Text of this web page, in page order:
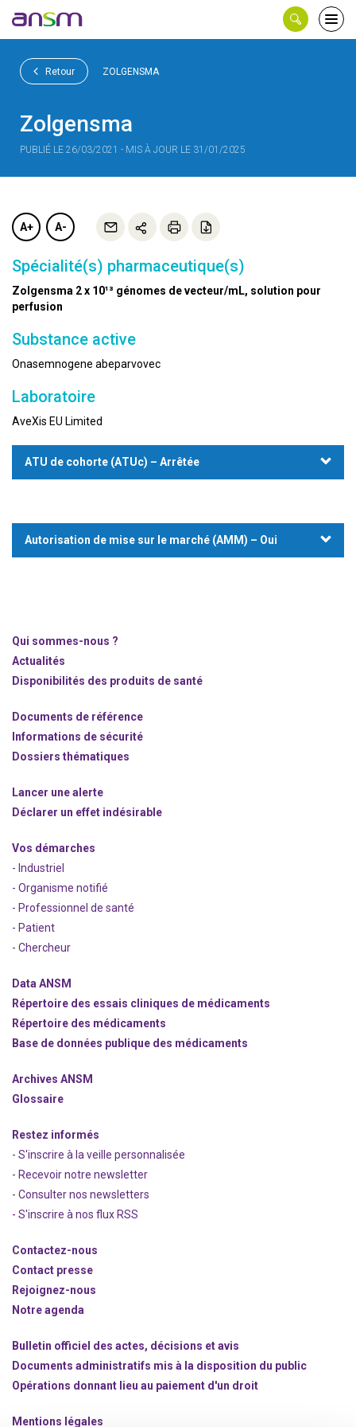
le
Retour ZOLGENSMA
Zolgensma
PUBLIÉ LE 26/03/2021 - MIS À JOUR LE 31/01/2025
A+ A-
Spécialité(s) pharmaceutique(s)
Zolgensma 2 x 10¹³ génomes de vecteur/mL, solution pour
perfusion
Substance active
Onasemnogene abeparvovec
Laboratoire
AveXis EU Limited
ATU de cohorte (ATUc) – Arrêtée
Autorisation de mise sur le marché (AMM) – Oui
Qui sommes-nous ?
Actualités
Disponibilités des produits de santé
Documents de référence
Informations de sécurité
Dossiers thématiques
Lancer une alerte
Déclarer un effet indésirable
Vos démarches
- Industriel
- Organisme notifié
- Professionnel de santé
- Patient
- Chercheur
Data ANSM
Répertoire des essais cliniques de médicaments
Répertoire des médicaments
Base de données publique des médicaments
Archives ANSM
Glossaire
Restez informés
- S'inscrire à la veille personnalisée
- Recevoir notre newsletter
- Consulter nos newsletters
- S'inscrire à nos flux RSS
Contactez-nous
Contact presse
Rejoignez-nous
Notre agenda
Bulletin officiel des actes, décisions et avis
Documents administratifs mis à la disposition du public
Opérations donnant lieu au paiement d'un droit
Mentions légales